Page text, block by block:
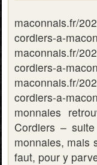
maconnais.fr/
cordiers-a-
maconnais.fr/
cordiers-a-
maconnais.fr/
cordiers-a-
monnaies
Cordiers –
monnaies, mais
faut, pour y